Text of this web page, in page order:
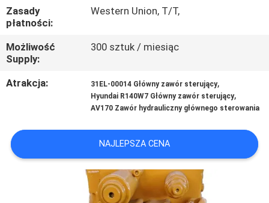
SKONTAKTUJ
SIĘ
Z
AKTUALNOŚCI
WSZYSTKIE
PRZYPADKI
Zasady
płatności:
Western Union, T/T,
Możliwość
Supply:
300 sztuk / miesiąc
Atrakcja: 31EL-00014 Główny zawór sterujący,
Hyundai R140W7 Główny zawór sterujący,
AV170 Zawór hydrauliczny głównego sterowania
NAJLEPSZA CENA